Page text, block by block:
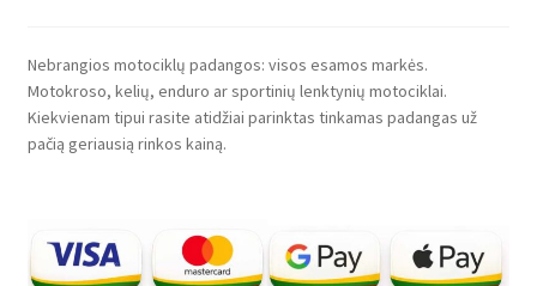
Nebrangios motociklų padangos: visos esamos markės.
Motokroso, kelių, enduro ar sportinių lenktynių motociklai.
Kiekvienam tipui rasite atidžiai parinktas tinkamas padangas už
pačią geriausią rinkos kainą.